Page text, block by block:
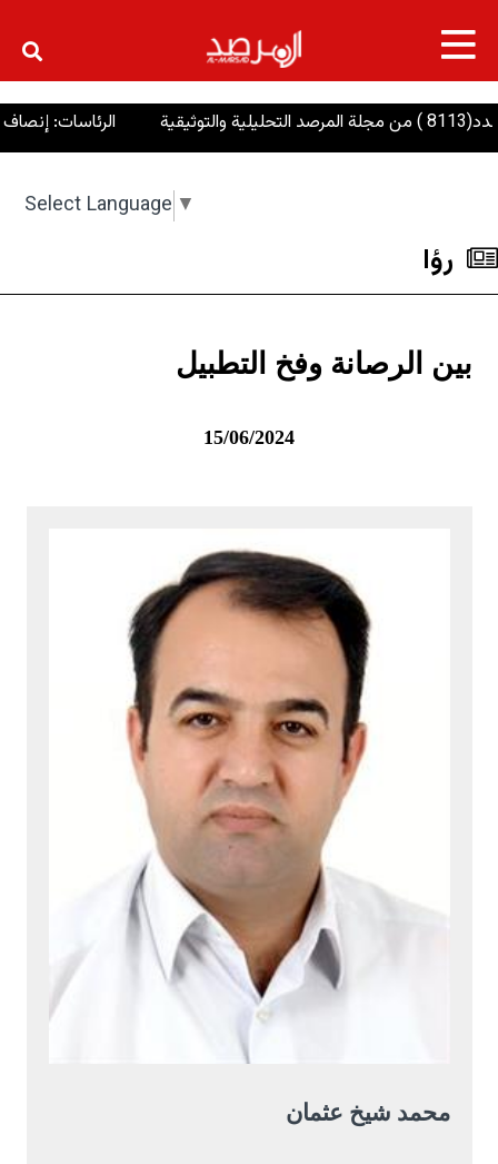
× الرئاسات: إنصاف
Select Language ▼
رؤا
بين الرصانة وفخ التطبيل
15/06/2024
محمد شيخ عثمان